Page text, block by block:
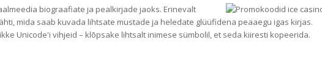
biograafiate ja pealkirjade jaoks. Erinevalt
mida saab kuvada lihtsate mustade ja heledate glüüfidena peaaegu igas kirjas.
Unicode'i vihjeid – klõpsake lihtsalt inimese sümbolil, et seda kiiresti kopeerida.